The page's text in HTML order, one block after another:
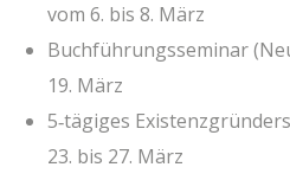
vom 6. bis 8. März
Buch­füh­rungs­se­mi­nar
19. März
5‑tägiges
23. bis 27. März